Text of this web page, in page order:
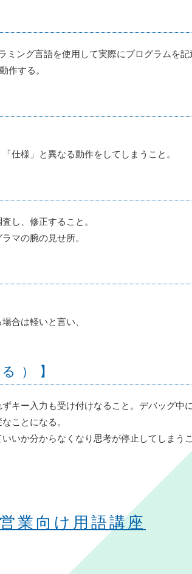
ミング言語を使用して実際にプログラムを記
作する。
仕様」と異なる動作をしてしまうこと。
し、修正すること。
マの腕の見せ所。
合は軽いと言い、
）】
キー入力も受け付けなること。デバッグ中
ことになる。
いか分からなくなり思考が停止してしまうこ
業向け用語講座